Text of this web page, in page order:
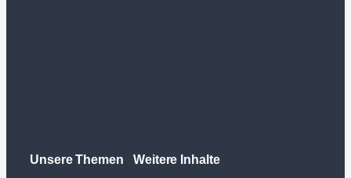
Unsere Themen Weitere Inhalte